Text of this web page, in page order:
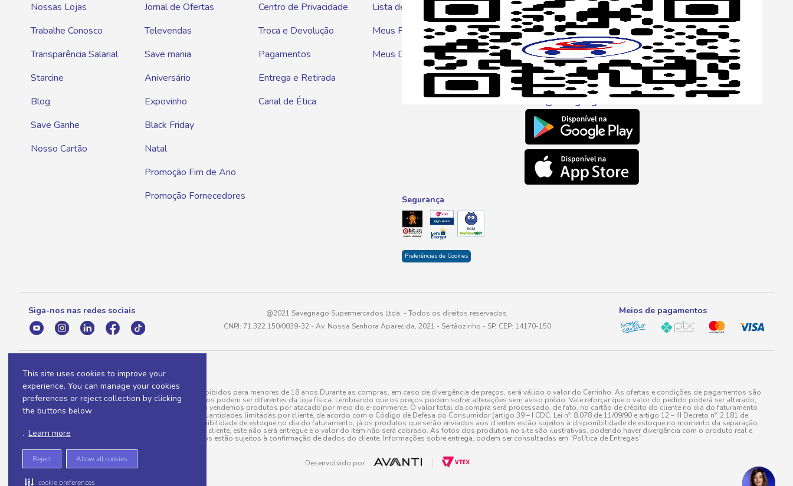
This site uses cookies to improve your
experience. You can manage your cookies
preferences or reject collection by clicking
the buttons below
. Learn more
Reject Allow all cookies
cookie preferences
Nossas Lojas
Trabalhe Conosco
Transparência Salarial
Starcine
Blog
Save Ganhe
Nosso Cartão
Jornal de Ofertas
Televendas
Save mania
Aniversário
Expovinho
Black Friday
Natal
Promoção Fim de Ano
Promoção Fornecedores
Centro de Privacidade
Troca e Devolução
Pagamentos
Entrega e Retirada
Canal de Ética
Lista de Compras
Meus Pedidos
Meus Descontos
WhatsApp
Telefone
0800 016 6680
E-mail
atendimento@savegnago.com.br
Segurança
Preferências de Cookies
Siga-nos nas redes sociais
@2021 Savegnago Supermercados Ltda. - Todos os direitos reservados.
CNPJ: 71.322.150/0039-32 - Av. Nossa Senhora Aparecida, 2021 - Sertãozinho - SP, CEP: 14170-150
Meios de pagamentos
A venda e o consumo de bebidas alcoólicas são proibidos para menores de 18 anos.Durante as compras, em caso de divergência de preços, será válido o valor do Carrinho. As ofertas e condições de pagamentos são
válidas para a loja eletrônica, sendo que seus preços podem ser diferentes da loja física. Lembrando que os preços podem sofrer alterações sem aviso prévio. Vale reforçar que o valor do pedido poderá ser alterado,
para menos, por conta de produtos variáveis; e não vendemos produtos por atacado por meio do e-commerce. O valor total da compra será processado, de fato, no cartão de crédito do cliente no dia do faturamento
do pedido. Produtos em promoção possuem quantidades limitadas por cliente, de acordo com o Código de Defesa do Consumidor (artigo 39 – I CDC, Lei nº. 8.078 de 11/09/90 e artigo 12 – III Decreto nº. 2.181 de
20/03/97). A venda está diretamente ligada à disponibilidade de estoque no dia do faturamento, já os produtos que serão enviados aos clientes estão sujeitos à disponibilidade de estoque no momento da separação.
Caso algum produto venha a faltar no pedido do cliente, este não será entregue e o valor do item não será cobrado. As fotos dos produtos no site são ilustrativas, podendo haver divergência com o produto real e
todos os pedidos estão sujeitos à confirmação de dados do cliente. Informações sobre entrega, podem ser consultadas em “Política de Entregas”
Desenvolvido por